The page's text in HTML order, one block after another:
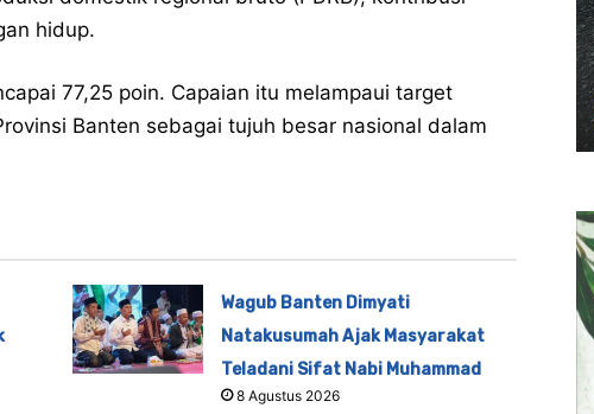
hidup.
77,25 poin. Capaian itu melampaui target
Banten sebagai tujuh besar nasional dalam
Wagub Banten Dimyati
Natakusumah Ajak Masyarakat
Teladani Sifat Nabi Muhammad
8 Agustus 2026